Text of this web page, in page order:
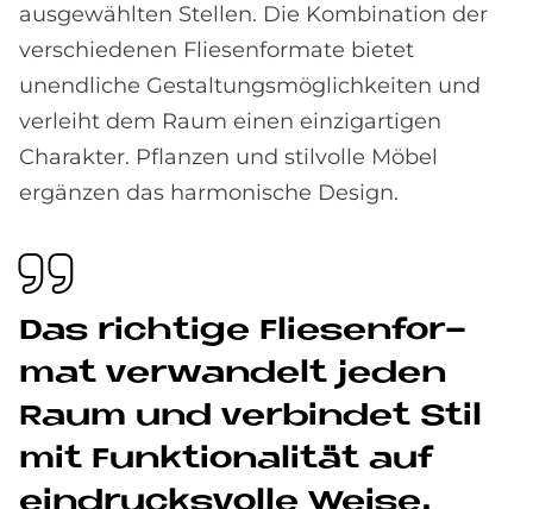
ausgewählten Stellen. Die Kombination der
verschiedenen Fliesenformate bietet
unendliche Gestaltungsmöglichkeiten und
verleiht dem Raum einen einzigartigen
Charakter. Pflanzen und stilvolle Möbel
ergänzen das harmonische Design.
Das rich­ti­ge Flie­sen­for­
mat ver­wan­delt je­den
Raum und ver­bin­det Stil
mit Funk­tio­na­li­tät auf
ein­drucks­vol­le Wei­se.